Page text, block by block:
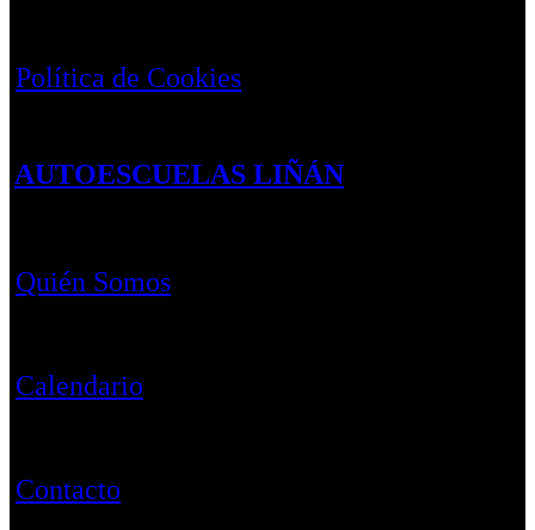
Política de Cookies
AUTOESCUELAS LIÑÁN
Quién Somos
Calendario
Contacto